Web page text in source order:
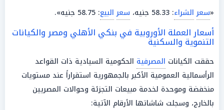
«سعر الشراء: 58.33 جنيه، سعر البيع: 58.75 جنيه».
أسعار العملة الأوروبية في بنكي الأهلي ومصر والكيانات
التنموية والسكنية
حققت الكيانات المصرفية الحكومية السيادية ذات القواعد
الرأسمالية العمومية الأكبر بالجمهورية استقراراً عند مستويات
منخفضة وموحدة لخدمة مبيعات التجزئة وحوالات المصريين
بالخارج، وسجلت شاشاتها الأرقام الآتية: